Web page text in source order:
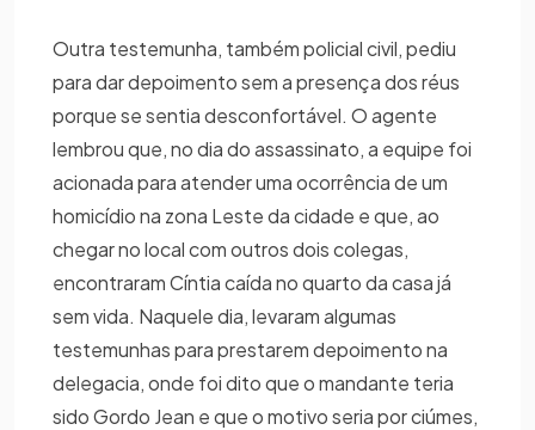
Outra testemunha, também policial civil, pediu
para dar depoimento sem a presença dos réus
porque se sentia desconfortável. O agente
lembrou que, no dia do assassinato, a equipe foi
acionada para atender uma ocorrência de um
homicídio na zona Leste da cidade e que, ao
chegar no local com outros dois colegas,
encontraram Cíntia caída no quarto da casa já
sem vida. Naquele dia, levaram algumas
testemunhas para prestarem depoimento na
delegacia, onde foi dito que o mandante teria
sido Gordo Jean e que o motivo seria por ciúmes,